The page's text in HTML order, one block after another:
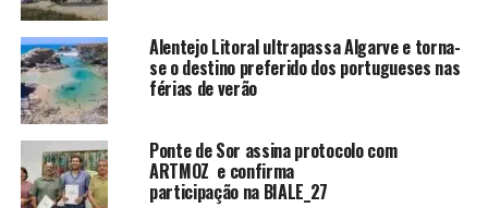
Alentejo Litoral ultrapassa Algarve e torna-
se o destino preferido dos portugueses nas
férias de verão
Ponte de Sor assina protocolo com
ARTMOZ e confirma
participação na BIALE_27